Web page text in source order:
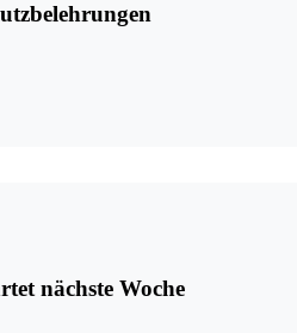
nächste Woche